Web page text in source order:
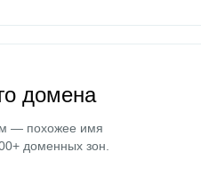
домена
— похожее имя
доменных зон.